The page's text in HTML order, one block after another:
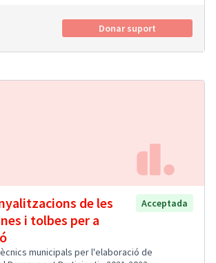
Donar suport
de les
i tolbes per a
Acceptada
municipals per l'elaboració de